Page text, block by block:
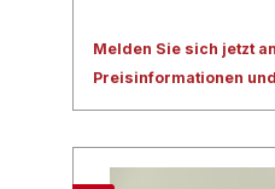
Melden Sie sich jetzt
Preisinformationen